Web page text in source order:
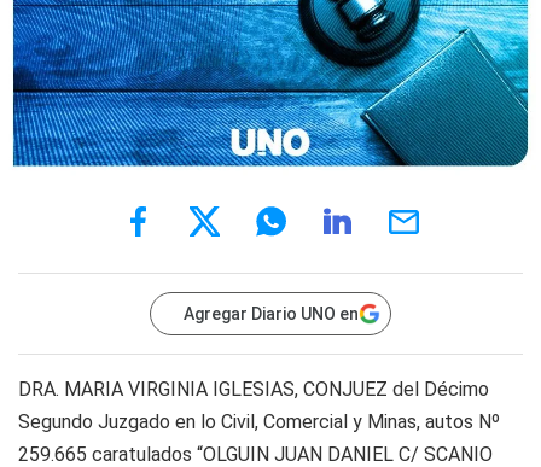
Agregar Diario UNO en
DRA. MARIA VIRGINIA IGLESIAS, CONJUEZ del Décimo
Segundo Juzgado en lo Civil, Comercial y Minas, autos Nº
259.665 caratulados “OLGUIN JUAN DANIEL C/ SCANIO